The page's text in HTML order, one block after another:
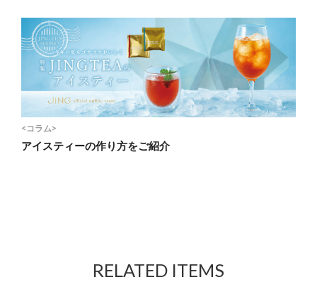
<コラム>
アイスティーの作り方をご紹介
RELATED ITEMS